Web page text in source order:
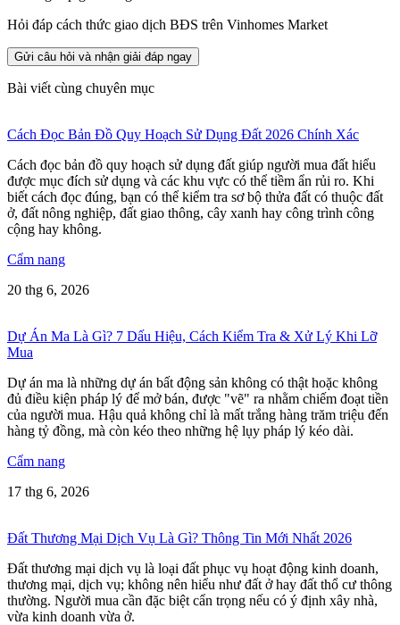
Hỏi đáp cách thức giao dịch BĐS trên Vinhomes Market
Gửi câu hỏi và nhận giải đáp ngay
Bài viết cùng chuyên mục
Cách Đọc Bản Đồ Quy Hoạch Sử Dụng Đất 2026 Chính Xác
Cách đọc bản đồ quy hoạch sử dụng đất giúp người mua đất hiểu
được mục đích sử dụng và các khu vực có thể tiềm ẩn rủi ro. Khi
biết cách đọc đúng, bạn có thể kiểm tra sơ bộ thửa đất có thuộc đất
ở, đất nông nghiệp, đất giao thông, cây xanh hay công trình công
cộng hay không.
Cẩm nang
20 thg 6, 2026
Dự Án Ma Là Gì? 7 Dấu Hiệu, Cách Kiểm Tra & Xử Lý Khi Lỡ
Mua
Dự án ma là những dự án bất động sản không có thật hoặc không
đủ điều kiện pháp lý để mở bán, được "vẽ" ra nhằm chiếm đoạt tiền
của người mua. Hậu quả không chỉ là mất trắng hàng trăm triệu đến
hàng tỷ đồng, mà còn kéo theo những hệ lụy pháp lý kéo dài.
Cẩm nang
17 thg 6, 2026
Đất Thương Mại Dịch Vụ Là Gì? Thông Tin Mới Nhất 2026
Đất thương mại dịch vụ là loại đất phục vụ hoạt động kinh doanh,
thương mại, dịch vụ; không nên hiểu như đất ở hay đất thổ cư thông
thường. Người mua cần đặc biệt cẩn trọng nếu có ý định xây nhà,
vừa kinh doanh vừa ở.